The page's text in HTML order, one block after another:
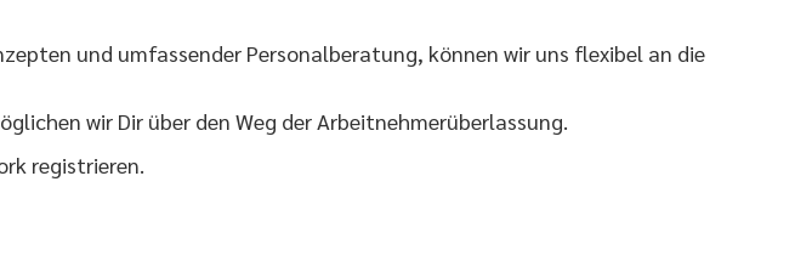
und umfassender Personalberatung, können wir uns flexibel an die
wir Dir über den Weg der Arbeitnehmerüberlassung.
registrieren.